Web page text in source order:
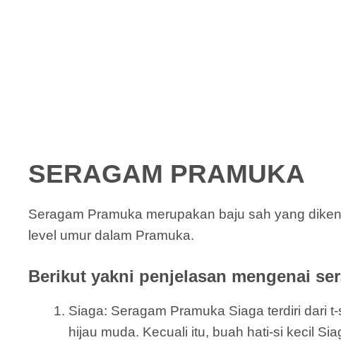
SERAGAM PRAMUKA
Seragam Pramuka merupakan baju sah yang
level umur dalam Pramuka.
Berikut yakni penjelasan mengenai
Siaga: Seragam Pramuka Siaga terdiri dari
hijau muda. Kecuali itu, buah hati-si kecil